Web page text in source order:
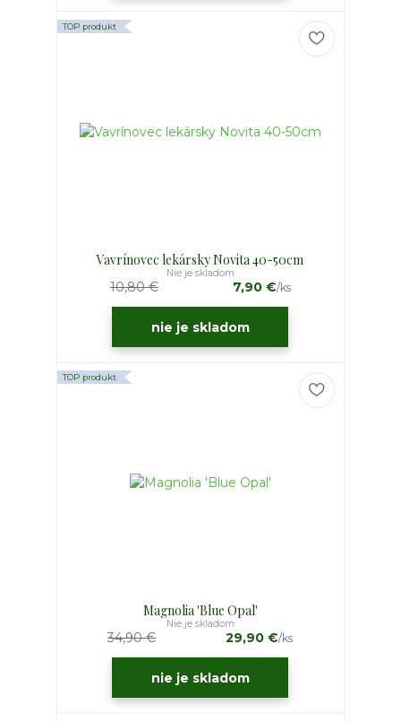
TOP produkt
Vavrínovec lekársky Novita 40-50cm
10,80 € 7,90 €/ks
Nie je skladom
nie je skladom
TOP produkt
Magnolia 'Blue Opal'
34,90 € 29,90 €/ks
Nie je skladom
nie je skladom